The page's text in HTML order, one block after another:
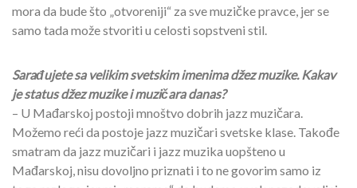
mora da bude što „otvoreniji“ za sve muzičke pravce, jer se
samo tada može stvoriti u celosti sopstveni stil.
Sarađujete sa velikim svetskim imenima džez muzike. Kakav
je status džez muzike i muzičara danas?
– U Mađarskoj postoji mnoštvo dobrih jazz muzičara.
Možemo reći da postoje jazz muzičari svetske klase. Takođe
smatram da jazz muzičari i jazz muzika uopšteno u
Mađarskoj, nisu dovoljno priznati i to ne govorim samo iz